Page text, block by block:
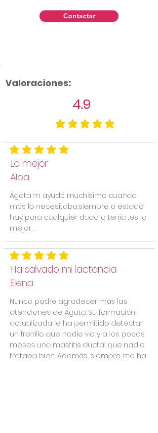
La mejor
Ágata m ayudó muchísimo cuando
más lo necesitaba,siempre a estado
hay para cualquier duda q tenía ...es la
mejor .
la calificación promedio es 5 de 5
Alba
Ha salvado mi lactancia
Nunca podré agradecer más las
atenciones de Ágata. Su formación
actualizada le ha permitido detectar
un frenillo que nadie vio y a los pocos
meses una mastitis ductal que nadie
trataba bien. Además, siempre me ha
la calificación promedio es 5 de 5
Elena
4.9
la calificación promedio
Valoraciones:
Contactar